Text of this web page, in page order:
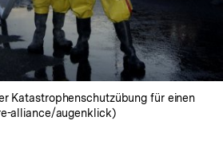
Katastrophenschutzübung für einen
alliance/augenklick)